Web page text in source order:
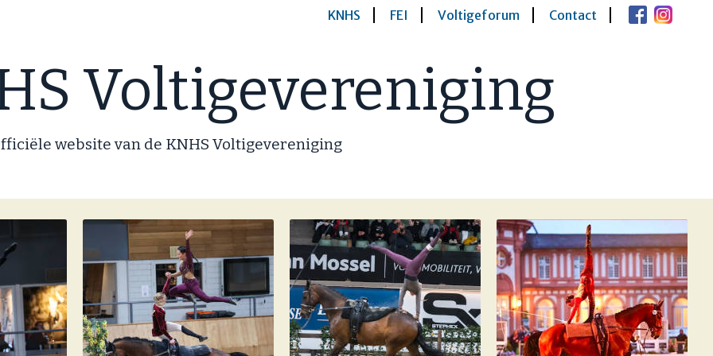
KNHS FEI Voltigeforum Contact
Voltigevereniging
website van de KNHS Voltigevereniging